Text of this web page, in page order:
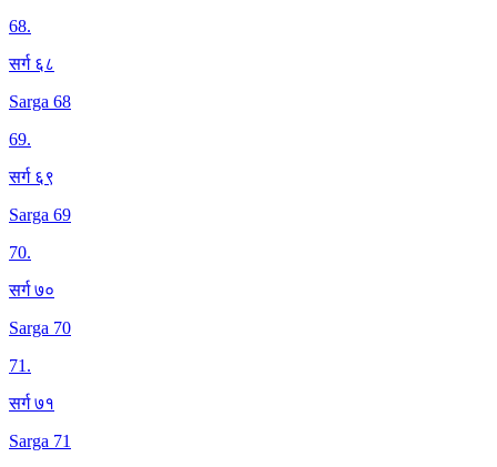
68.
सर्ग ६८
Sarga 68
69.
सर्ग ६९
Sarga 69
70.
सर्ग ७०
Sarga 70
71.
सर्ग ७१
Sarga 71